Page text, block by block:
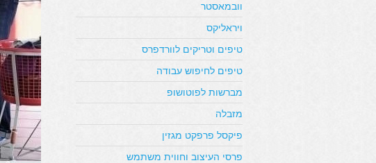
וובמאסטר
ויראליקס
טיפים וטריקים לוורדפרס
טיפים לחיפוש עבודה
מברשות לפוטושופ
מזבלה
פיקסל פרפקט מגזין
פרסי העיצוב וחווית משתמש